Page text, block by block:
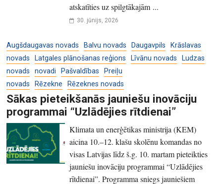
atskatīties uz spilgtākajām ...
30. jūnijs, 2026
Augšdaugavas novads Balvu novads Daugavpils
Krāslavas
novads
Latgales plānošanas reģions Līvānu novads
Ludzas
novads
novadi Pašvaldības
Preiļu
novads
Rēzekne Rēzeknes novads
Sākas pieteikšanās jauniešu inovāciju
programmai “Uzlādējies rītdienai”
Klimata un enerģētikas ministrija (KEM)
aicina 10.–12. klašu skolēnu komandas no
visas Latvijas līdz š.g. 10. martam pieteikties
jauniešu inovāciju programmai “Uzlādējies
rītdienai”. Programma sniegs jauniešiem